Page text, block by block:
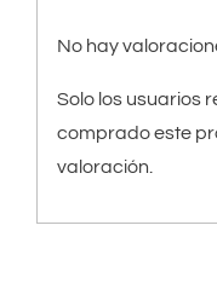
No hay
Solo los usuarios
comprado este
valoración.